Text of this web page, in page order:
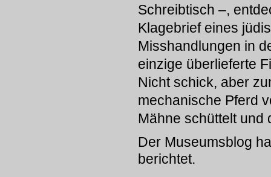
Schreibtisch –,
Klagebrief eines
Misshandlungen in
einzige überlieferte
Nicht schick, aber
mechanische Pferd
Mähne schüttelt
Der Museumsblog
berichtet.